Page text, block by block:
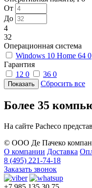
От
До
4
32
Операционная система
Windows 10 Home 64 0
Гарантия
12 0 36 0
Сбросить все
Более 35
На сайте Pacheco
© ООО Де Пачеко
О компании Доставка
8 (495) 221-74-18
Заказать звонок